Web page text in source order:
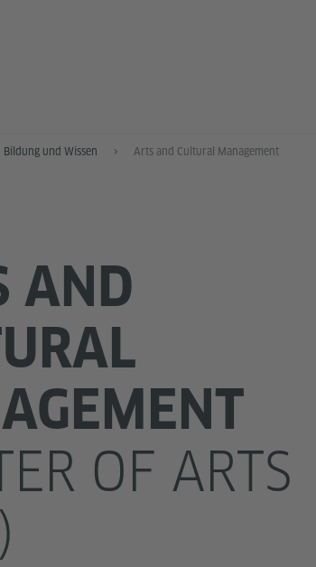
Bildung und Wissen Arts and Cultural Management
AND
OF ARTS